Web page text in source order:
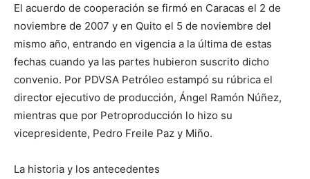
El acuerdo de cooperación se firmó en Caracas el 2 de
noviembre de 2007 y en Quito el 5 de noviembre del
mismo año, entrando en vigencia a la última de estas
fechas cuando ya las partes hubieron suscrito dicho
convenio. Por PDVSA Petróleo estampó su rúbrica el
director ejecutivo de producción, Ángel Ramón Núñez,
mientras que por Petroproducción lo hizo su
vicepresidente, Pedro Freile Paz y Miño.
La historia y los antecedentes